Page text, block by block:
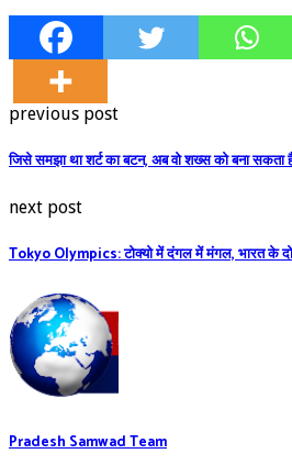
previous post
जिसे समझा था शर्ट का बटन, अब वो शख्स को बना सकता
next post
Tokyo Olympics: टोक्यो में दंगल में मंगल, भारत के
Pradesh Samwad Team